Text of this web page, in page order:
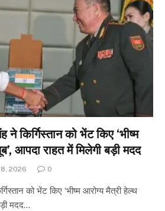
ने किर्गिस्तान को भेंट किए ‘भीष्म
आपदा राहत में मिलेगी बड़ी मदद
2026 0
को भेंट किए ‘भीष्म आरोग्य मैत्री हेल्थ
मदद…